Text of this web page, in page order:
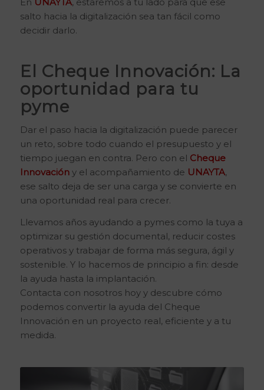
salto hacia la digitalización sea tan fácil como
decidir darlo.
El Cheque Innovación: La
oportunidad para tu
pyme
Dar el paso hacia la digitalización puede parecer
un reto, sobre todo cuando el presupuesto y el
tiempo juegan en contra. Pero con el Cheque
Innovacióny el acompañamiento de UNAYTA,
ese salto deja de ser una carga y se convierte en
una oportunidad real para crecer.
Llevamos años ayudando a pymes como la tuya a
optimizar su gestión documental, reducir costes
operativos y trabajar de forma más segura, ágil y
sostenible. Y lo hacemos de principio a fin: desde
la ayuda hasta la implantación.
Contacta con nosotros hoy y descubre cómo
podemos convertir la ayuda del Cheque
Innovación en un proyecto real, eficiente y a tu
medida.